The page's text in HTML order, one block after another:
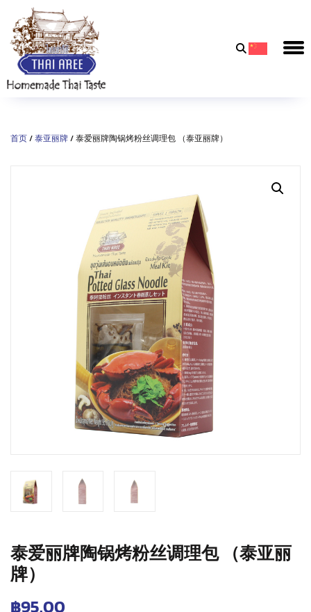
&
Friends
首页/泰亚丽牌/ 泰爱丽牌陶锅烤粉丝调理包 （泰亚丽牌）
泰爱丽牌陶锅烤粉丝调理包 （泰亚丽
牌）
฿95.00